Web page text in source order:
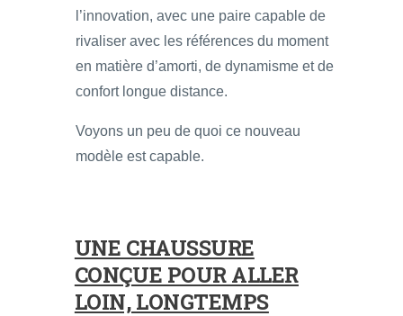
l’innovation, avec une paire capable de
rivaliser avec les références du moment
en matière d’amorti, de dynamisme et de
confort longue distance.
Voyons un peu de quoi ce nouveau
modèle est capable.
UNE CHAUSSURE
CONÇUE POUR ALLER
LOIN, LONGTEMPS